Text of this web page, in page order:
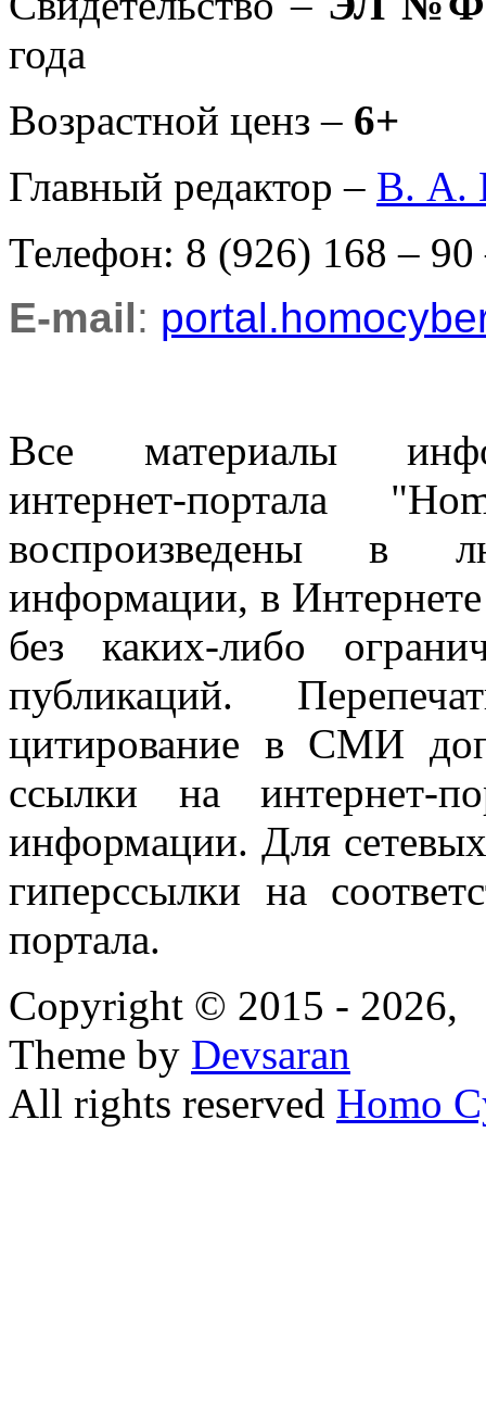
года
Возрастной ценз – 6+
Главный редактор – В. А.
Телефон: 8 (926) 168 – 90
E-mail:
Все материалы
интернет-портала
воспроизведены в
информации, в
без каких-либо
публикаций.
цитирование в СМИ
ссылки на интернет-
информации. Для
гиперссылки на
портала.
Copyright © 2015 - 2026,
Theme by Devsaran
All rights reserved Homo